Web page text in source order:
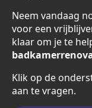
Neem vandaag
voor een
klaar om je te
Klik op de
aan te vragen.